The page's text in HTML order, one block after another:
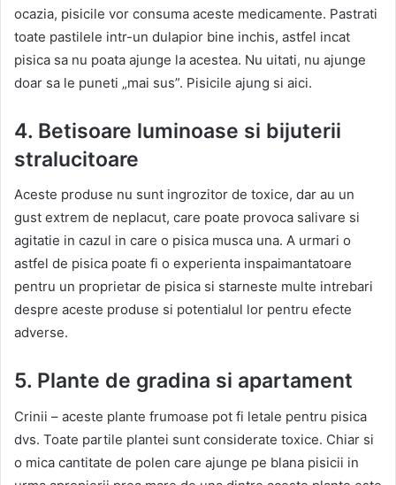
ocazia, pisicile vor consuma aceste medicamente. Pastrati
toate pastilele intr-un dulapior bine inchis, astfel incat
pisica sa nu poata ajunge la acestea. Nu uitati, nu ajunge
doar sa le puneti „mai sus”. Pisicile ajung si aici.
4. Betisoare luminoase si bijuterii
stralucitoare
Aceste produse nu sunt ingrozitor de toxice, dar au un
gust extrem de neplacut, care poate provoca salivare si
agitatie in cazul in care o pisica musca una. A urmari o
astfel de pisica poate fi o experienta inspaimantatoare
pentru un proprietar de pisica si starneste multe intrebari
despre aceste produse si potentialul lor pentru efecte
adverse.
5. Plante de gradina si apartament
Crinii – aceste plante frumoase pot fi letale pentru pisica
dvs. Toate partile plantei sunt considerate toxice. Chiar si
o mica cantitate de polen care ajunge pe blana pisicii in